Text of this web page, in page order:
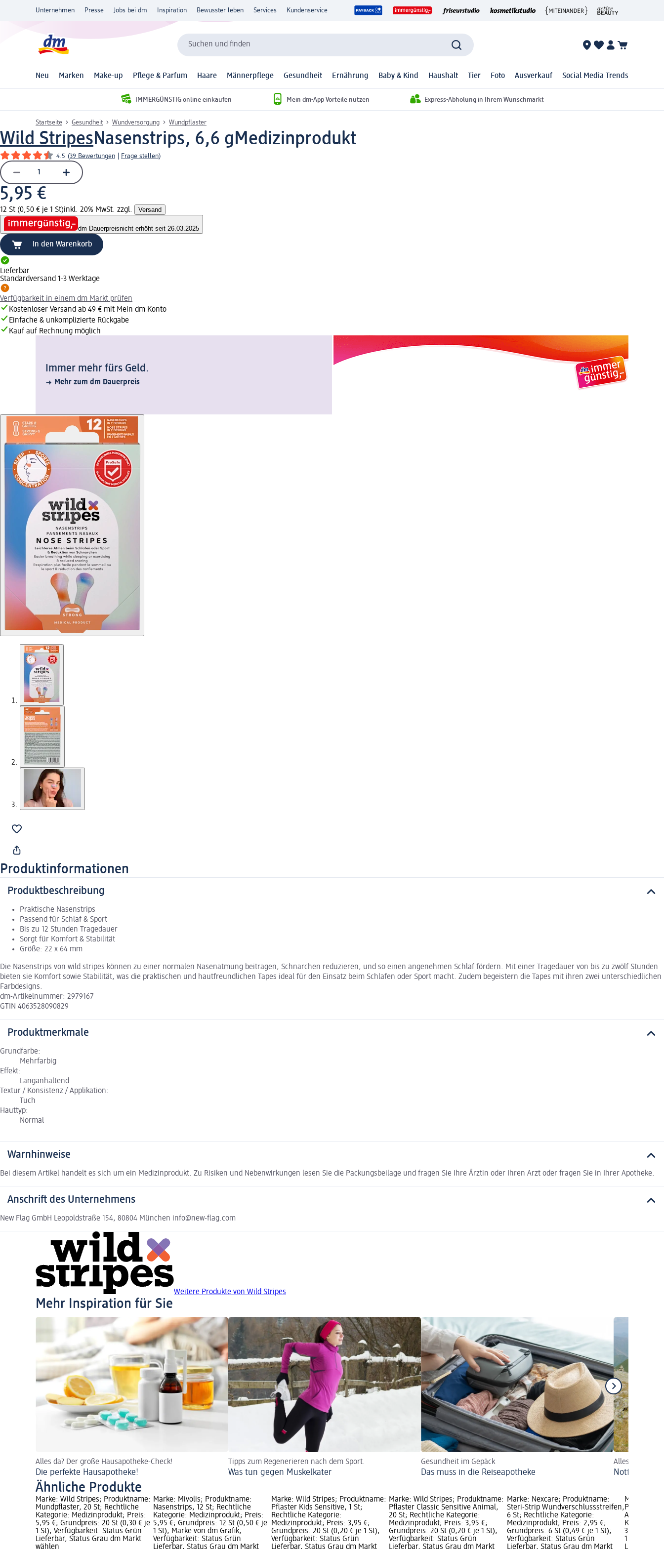
Unternehmen Presse Jobs bei dm Inspiration Bewusster leben Services Kundenservice
Suchen und finden
Neu Marken Make-up Pflege & Parfum Haare Männerpflege Gesundheit Ernährung Baby & Kind Haushalt Tier Foto Ausverkauf Social Media Trends
IMMERGÜNSTIG online einkaufen Mein dm-App Vorteile nutzen Express-Abholung in Ihrem Wunschmarkt
Startseite Gesundheit Wundversorgung Wundpflaster
Wild StripesNasenstrips, 6,6 gMedizinprodukt
4.5 (39 Bewertungen Frage stellen)
5,95 €
12 St (0,50 € je 1 St)inkl. 20% MwSt. zzgl. Versand
dm Dauerpreisnicht erhöht seit 26.03.2025
In den Warenkorb
Lieferbar
Standardversand 1-3 Werktage
Verfügbarkeit in einem dm Markt prüfen
Kostenloser Versand ab 49 € mit Mein dm Konto
Einfache & unkomplizierte Rückgabe
Kauf auf Rechnung möglich
Immer mehr fürs Geld.
Mehr zum dm Dauerpreis
Produktinformationen
Produktbeschreibung
Praktische Nasenstrips
Passend für Schlaf & Sport
Bis zu 12 Stunden Tragedauer
Sorgt für Komfort & Stabilität
Größe: 22 x 64 mm
Die Nasenstrips von wild stripes können zu einer normalen Nasenatmung beitragen, Schnarchen reduzieren, und so einen angenehmen Schlaf fördern. Mit einer Tragedauer von bis zu zwölf Stunden
bieten sie Komfort sowie Stabilität, was die praktischen und hautfreundlichen Tapes ideal für den Einsatz beim Schlafen oder Sport macht. Zudem begeistern die Tapes mit ihren zwei unterschiedlichen
Farbdesigns.
dm-Artikelnummer: 2979167
GTIN 4063528090829
Produktmerkmale
Grundfarbe:
Mehrfarbig
Effekt:
Langanhaltend
Textur / Konsistenz / Applikation:
Tuch
Hauttyp:
Normal
Warnhinweise
Bei diesem Artikel handelt es sich um ein Medizinprodukt. Zu Risiken und Nebenwirkungen lesen Sie die Packungsbeilage und fragen Sie Ihre Ärztin oder Ihren Arzt oder fragen Sie in Ihrer Apotheke.
Anschrift des Unternehmens
New Flag GmbH Leopoldstraße 154, 80804 München info@new-flag.com
Weitere Produkte von Wild Stripes
Mehr Inspiration für Sie
Alles da? Der große Hausapotheke-Check!
Die perfekte Hausapotheke!
Tipps zum Regenerieren nach dem Sport.
Was tun gegen Muskelkater
Gesundheit im Gepäck
Das muss in die Reiseapotheke
Alles für die
Notfallset
Ähnliche Produkte
Marke: Wild Stripes; Produktname:
Mundpflaster, 20 St; Rechtliche
Kategorie: Medizinprodukt; Preis:
5,95 €; Grundpreis: 20 St (0,30 € je
1 St); Verfügbarkeit: Status Grün
Lieferbar, Status Grau dm Markt
wählen
Marke: Mivolis; Produktname:
Nasenstrips, 12 St; Rechtliche
Kategorie: Medizinprodukt; Preis:
5,95 €; Grundpreis: 12 St (0,50 € je
1 St); Marke von dm Grafik;
Verfügbarkeit: Status Grün
Lieferbar, Status Grau dm Markt
Marke: Wild Stripes; Produktname:
Pflaster Kids Sensitive, 1 St;
Rechtliche Kategorie:
Medizinprodukt; Preis: 3,95 €;
Grundpreis: 20 St (0,20 € je 1 St);
Verfügbarkeit: Status Grün
Lieferbar, Status Grau dm Markt
Marke: Wild Stripes; Produktname:
Pflaster Classic Sensitive Animal,
20 St; Rechtliche Kategorie:
Medizinprodukt; Preis: 3,95 €;
Grundpreis: 20 St (0,20 € je 1 St);
Verfügbarkeit: Status Grün
Lieferbar, Status Grau dm Markt
Marke: Nexcare; Produktname:
Steri-Strip Wundverschlussstreifen,
6 St; Rechtliche Kategorie:
Medizinprodukt; Preis: 2,95 €;
Grundpreis: 6 St (0,49 € je 1 St);
Verfügbarkeit: Status Grün
Lieferbar, Status Grau dm Markt
Marke:
Pflaster
Animals,
Kategorie:
3,95 €;
1 St);
Lieferbar,